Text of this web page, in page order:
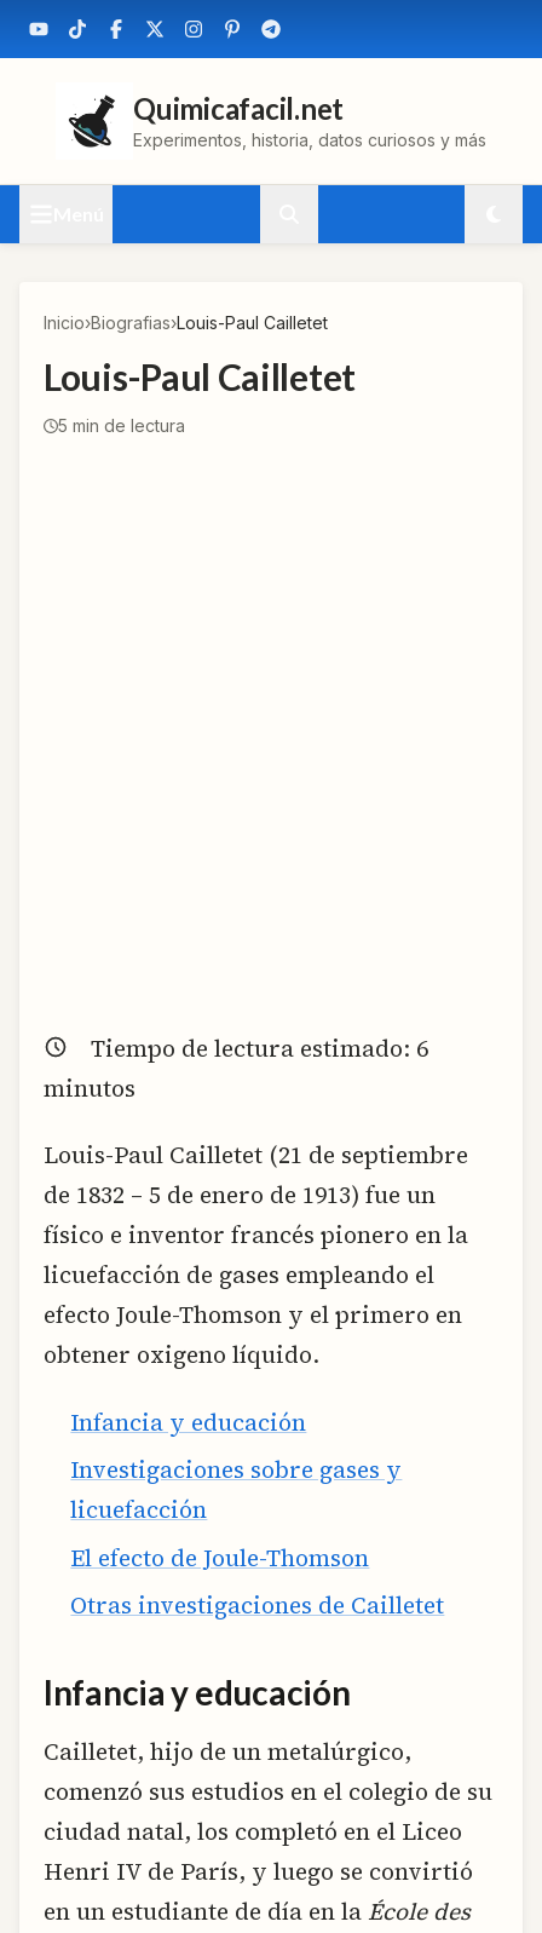
Quimicafacil.net
Experimentos, historia, datos curiosos y más
Inicio›Biografias›Louis-Paul Cailletet
Louis-Paul Cailletet
5 min de lectura
Tiempo de lectura estimado: 6
minutos
Louis-Paul Cailletet (21 de septiembre
de 1832 – 5 de enero de 1913) fue un
físico e inventor francés pionero en la
licuefacción de gases empleando el
efecto Joule-Thomson y el primero en
obtener oxigeno líquido.
Infancia y educación
Investigaciones sobre gases y
licuefacción
El efecto de Joule-Thomson
Otras investigaciones de Cailletet
Infancia y educación
Cailletet, hijo de un metalúrgico,
comenzó sus estudios en el colegio de su
ciudad natal, los completó en el Liceo
Henri IV de París, y luego se convirtió
en un estudiante de día en laÉcole des